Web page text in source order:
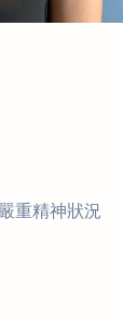
重精神狀況